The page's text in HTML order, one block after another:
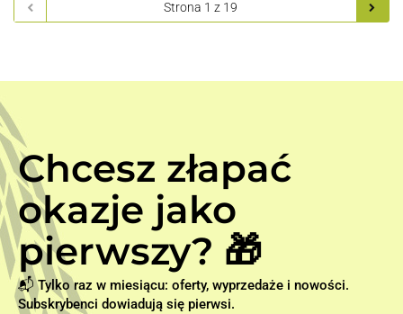
Chcesz złapać
okazje jako
pierwszy? 🎁
📬 Tylko raz w miesiącu: oferty, wyprzedaże i nowości.
Subskrybenci dowiadują się pierwsi.